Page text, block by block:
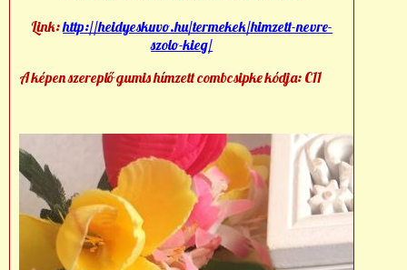
Link:http://heidyeskuvo.hu/termekek/himzett-nevre-
szolo-kieg/
A képen szereplő gumis hímzett combcsipke kódja: C11